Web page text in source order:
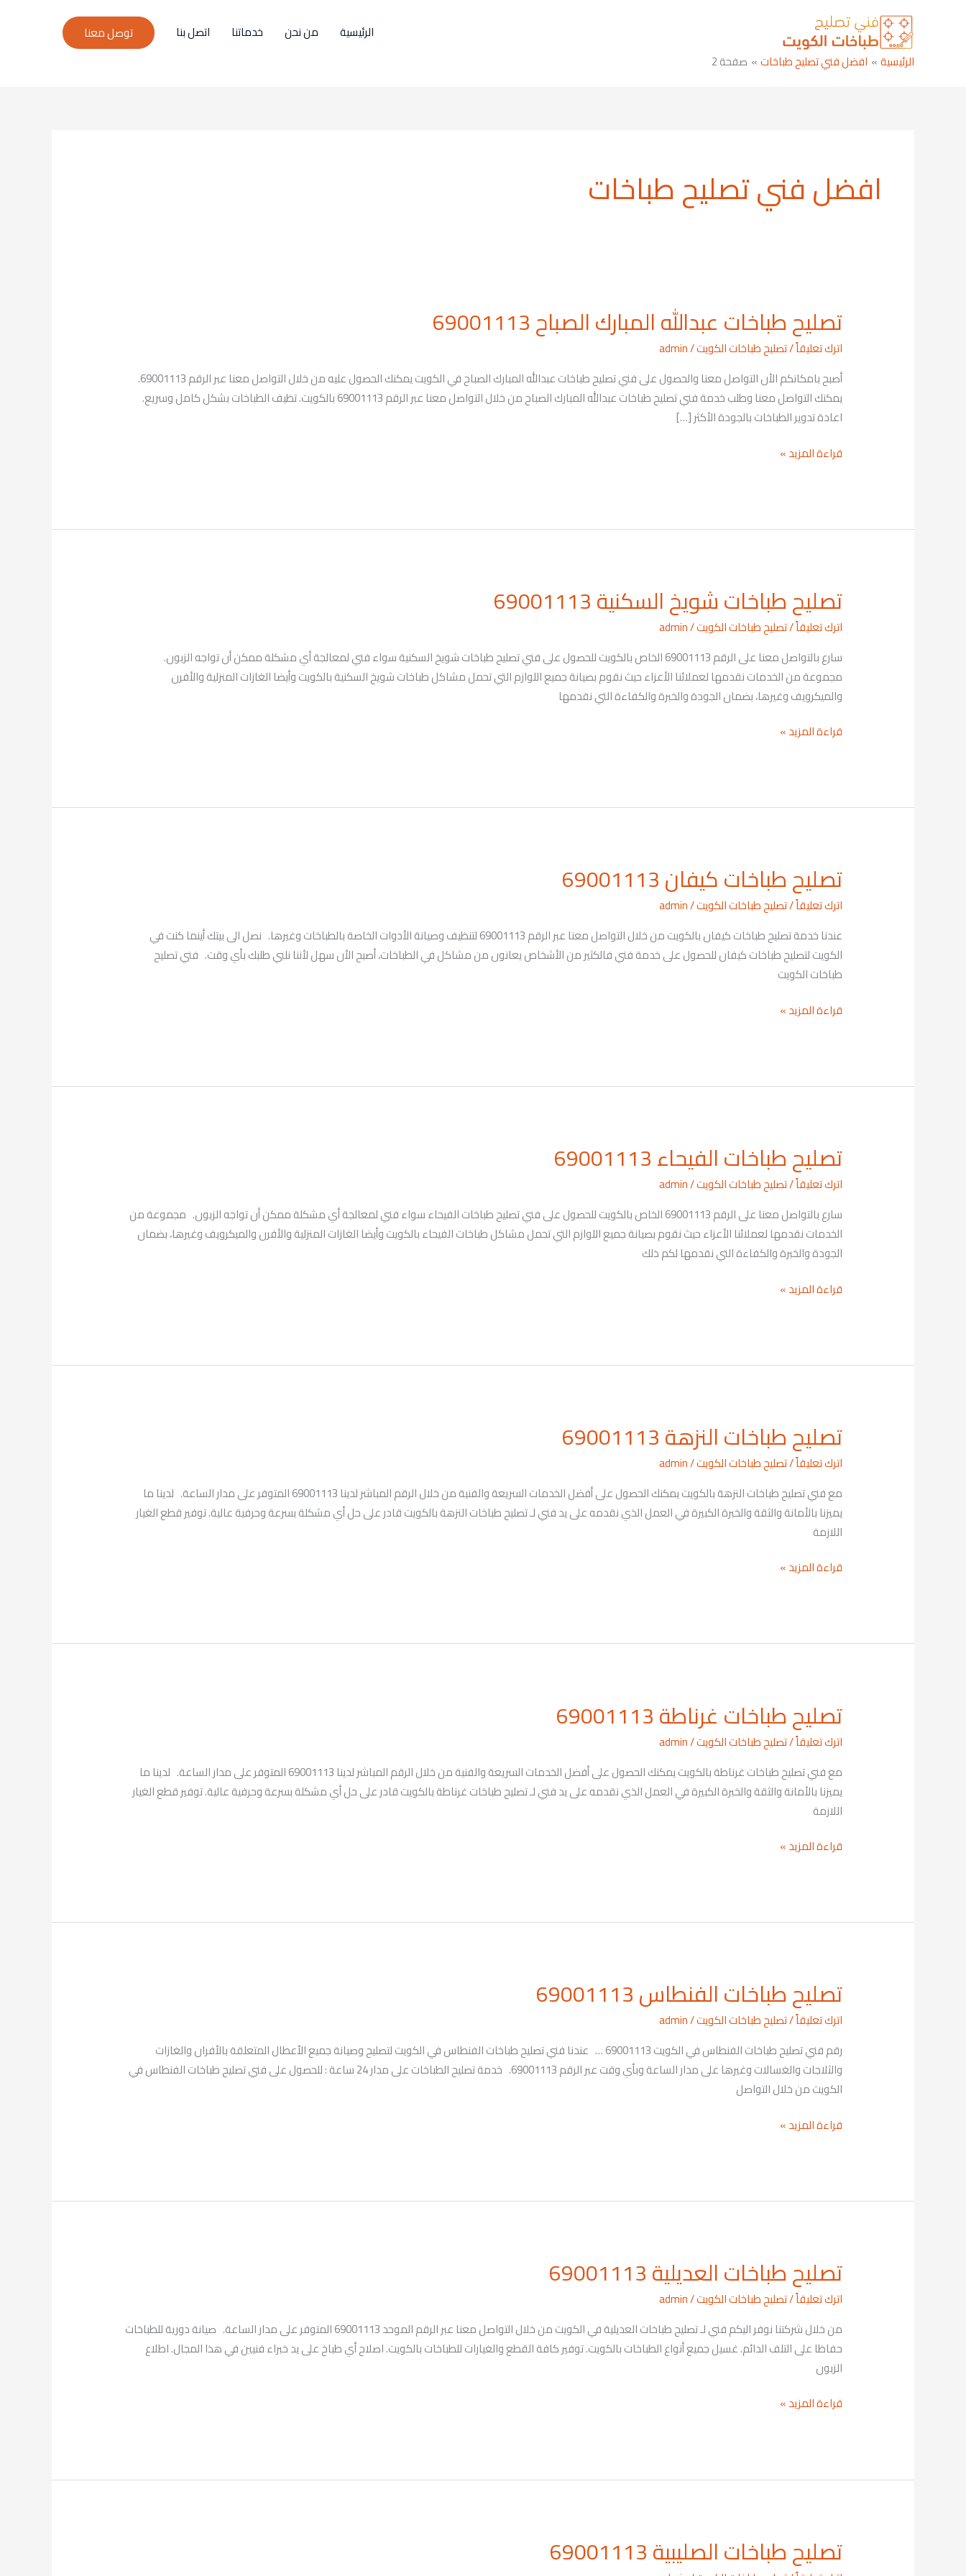
الرئيسية من نحن خدماتنا اتصل بنا
توصل معنا
الرئيسية
افضل فني تصليح طباخات صفحة 2
افضل فني تصليح طباخات
تصليح طباخات عبدالله المبارك الصباح 69001113
اترك تعليقاً/تصليح طباخات الكويت/
admin
أصبح بامكانكم الأن التواصل معنا والحصول على فني تصليح طباخات عبدالله المبارك الصباح في الكويت يمكنك الحصول عليه من خلال التواصل معنا عبر الرقم 69001113.
يمكنك التواصل معنا وطلب خدمة فني تصليح طباخات عبدالله المبارك الصباح من خلال التواصل معنا عبر الرقم 69001113 بالكويت. تظيف الطباخات بشكل كامل وسريع.
اعادة تدوير الطباخات بالجودة الأكثر […]
تصليح
طباخات
عبدالله
المبارك
الصباح
69001113
قراءة المزيد »
تصليح طباخات شويخ السكنية 69001113
اترك تعليقاً/تصليح طباخات الكويت/
admin
سارع بالتواصل معنا على الرقم 69001113 الخاص بالكويت للحصول على فني تصليح طباخات شويخ السكنية سواء فني لمعالجة أي مشكلة ممكن أن تواجه الزبون.
مجموعة من الخدمات نقدمها لعملائنا الأعزاء حيث نقوم بصيانة جميع اللوازم التي تحمل مشاكل طباخات شويخ السكنية بالكويت وأيضا الغازات المنزلية والأفرن
والميكرويف وغيرها، بضمان الجودة والخبرة والكفاءة التي نقدمها
تصليح
طباخات
شويخ
السكنية
69001113
قراءة المزيد »
تصليح طباخات كيفان 69001113
اترك تعليقاً/تصليح طباخات الكويت/
admin
عندنا خدمة تصليح طباخات كيفان بالكويت من خلال التواصل معنا عبر الرقم 69001113 لتنظيف وصيانة الأدوات الخاصة بالطباخات وغيرها. نصل الى بيتك أينما كنت في
الكويت لتصليح طباخات كيفان للحصول على خدمة فني فالكثير من الأشخاص يعانون من مشاكل في الطباخات، أصبح الأن سهل لأننا نلبي طلبك بأي وقت. فني تصليح
طباخات الكويت
تصليح
طباخات
كيفان
69001113
قراءة المزيد »
تصليح طباخات الفيحاء 69001113
اترك تعليقاً/تصليح طباخات الكويت/
admin
سارع بالتواصل معنا على الرقم 69001113 الخاص بالكويت للحصول على فني تصليح طباخات الفيحاء سواء فني لمعالجة أي مشكلة ممكن أن تواجه الزبون. مجموعة من
الخدمات نقدمها لعملائنا الأعزاء حيث نقوم بصيانة جميع اللوازم التي تحمل مشاكل طباخات الفيحاء بالكويت وأيضا الغازات المنزلية والأفرن والميكرويف وغيرها، بضمان
الجودة والخبرة والكفاءة التي نقدمها لكم ذلك
تصليح
طباخات
الفيحاء
69001113
قراءة المزيد »
تصليح طباخات النزهة 69001113
اترك تعليقاً/تصليح طباخات الكويت/
admin
مع فني تصليح طباخات النزهة بالكويت يمكنك الحصول على أفضل الخدمات السريعة والفنية من خلال الرقم المباشر لدينا 69001113 المتوفر على مدار الساعة. لدينا ما
يميزنا بالأمانة والثقة والخبرة الكبيرة في العمل الذي نقدمه على يد فني لـ تصليح طباخات النزهة بالكويت قادر على حل أي مشكلة بسرعة وحرفية عالية. توفير قطع الغيار
اللازمة
تصليح
طباخات
النزهة
69001113
قراءة المزيد »
تصليح طباخات غرناطة 69001113
اترك تعليقاً/تصليح طباخات الكويت/
admin
مع فني تصليح طباخات غرناطة بالكويت يمكنك الحصول على أفضل الخدمات السريعة والفنية من خلال الرقم المباشر لدينا 69001113 المتوفر على مدار الساعة. لدينا ما
يميزنا بالأمانة والثقة والخبرة الكبيرة في العمل الذي نقدمه على يد فني لـ تصليح طباخات غرناطة بالكويت قادر على حل أي مشكلة بسرعة وحرفية عالية. توفير قطع الغيار
اللازمة
تصليح
طباخات
غرناطة
69001113
قراءة المزيد »
تصليح طباخات الفنطاس 69001113
اترك تعليقاً/تصليح طباخات الكويت/
admin
رقم فني تصليح طباخات الفنطاس في الكويت 69001113 … عندنا فني تصليح طباخات الفنطاس في الكويت لتصليح وصيانة جميع الأعطال المتعلقة بالأفران والغازات
والثلاجات والغسالات وغيرها على مدار الساعة وبأي وقت عبر الرقم 69001113. خدمة تصليح الطباخات على مدار 24 ساعة : للحصول على فني تصليح طباخات الفنطاس في
الكويت من خلال التواصل
تصليح
طباخات
الفنطاس
69001113
قراءة المزيد »
تصليح طباخات العديلية 69001113
اترك تعليقاً/تصليح طباخات الكويت/
admin
من خلال شركتنا نوفر اليكم فني لـ تصليح طباخات العديلية في الكويت من خلال التواصل معنا عبر الرقم الموحد 69001113 المتوفر على مدار الساعة. صيانة دورية للطباخات
حفاظا على التلف الدائم. غسيل جميع أنواع الطباخات بالكويت. توفير كافة القطع والغيارات للطباخات بالكويت. اصلاح أي طباخ على يد خبراء فنيين في هذا المجال. اطلاع
الزبون
تصليح
طباخات
العديلية
69001113
قراءة المزيد »
تصليح طباخات الصليبية 69001113
تصليح
طباخات